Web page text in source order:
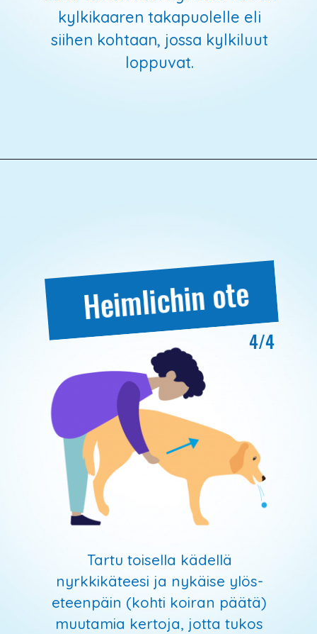
kylkikaaren takapuolelle eli
siihen kohtaan, jossa kylkiluut
loppuvat.
Tartu toisella kädellä
nyrkkikäteesi ja nykäise ylös-
eteenpäin (kohti koiran päätä)
muutamia kertoja, jotta tukos
Heimlichin ote
4/4